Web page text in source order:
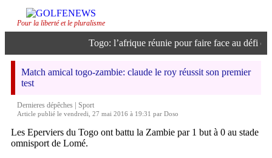
Pour la liberté et le pluralisme
Togo: l’afrique réunie pour faire face au défi
Match amical togo-zambie: claude le roy réussit son premier
test
Dernieres dépêches
Sport
Article publié le vendredi, 27 mai 2016 à 19:31 par Doso
Les Eperviers du Togo ont battu la Zambie par 1 but à 0 au stade
omnisport de Lomé.